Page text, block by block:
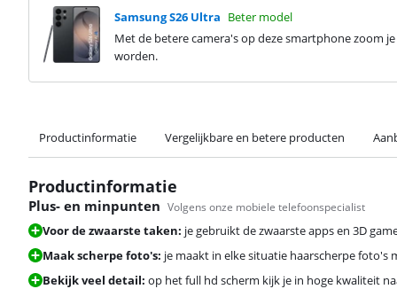
Samsung S26 Ultra Beter model
Met de betere camera's op deze smartphone zoom
worden.
Productinformatie Vergelijkbare en betere producten
Productinformatie
Plus- en minpunten Volgens onze mobiele telefoonspecialist
Voor de zwaarste taken: je gebruikt de zwaarste apps en 3D
Maak scherpe foto's: je maakt in elke situatie haarscherpe foto's
Bekijk veel detail: op het full hd scherm kijk je in hoge kwaliteit